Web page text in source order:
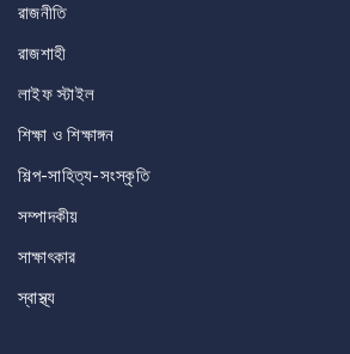
রাজনীতি
রাজশাহী
লাইফ স্টাইল
শিক্ষা ও শিক্ষাঙ্গন
শিল্প-সাহিত্য-সংস্কৃতি
সম্পাদকীয়
সাক্ষাৎকার
স্বাস্থ্য